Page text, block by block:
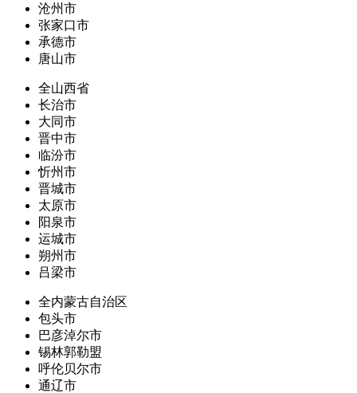
沧州市
张家口市
承德市
唐山市
全山西省
长治市
大同市
晋中市
临汾市
忻州市
晋城市
太原市
阳泉市
运城市
朔州市
吕梁市
全内蒙古自治区
包头市
巴彦淖尔市
锡林郭勒盟
呼伦贝尔市
通辽市